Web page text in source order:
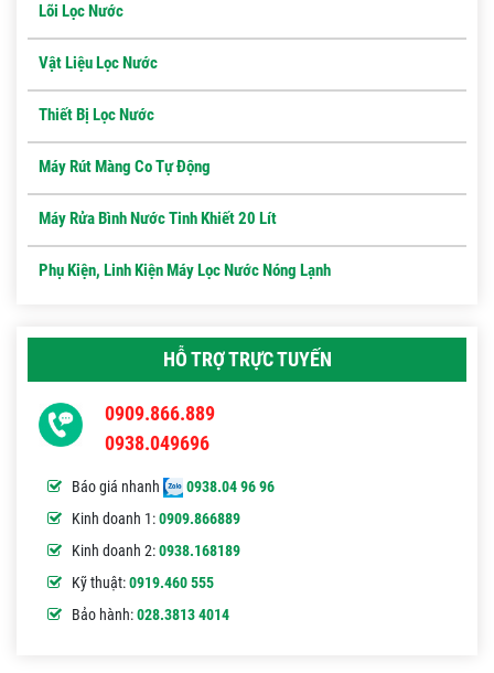
Lõi Lọc Nước
Vật Liệu Lọc Nước
Thiết Bị Lọc Nước
Máy Rút Màng Co Tự Động
Máy Rửa Bình Nước Tinh Khiết 20 Lít
Phụ Kiện, Linh Kiện Máy Lọc Nước Nóng Lạnh
HỖ TRỢ TRỰC TUYẾN
0909.866.889
0938.049696
Báo giá nhanh
0938.04 96 96
Kinh doanh 1:0909.866889
Kinh doanh 2:0938.168189
Kỹ thuật:0919.460 555
Bảo hành:028.3813 4014